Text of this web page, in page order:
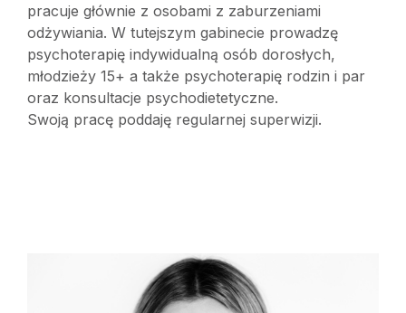
pracuje głównie z osobami z zaburzeniami
odżywiania. W tutejszym gabinecie prowadzę
psychoterapię indywidualną osób dorosłych,
młodzieży 15+ a także psychoterapię rodzin i par
oraz konsultacje psychodietetyczne.
Swoją pracę poddaję regularnej superwizji.